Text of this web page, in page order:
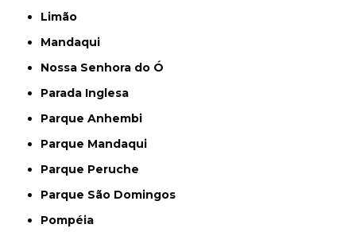
Limão
Mandaqui
Nossa Senhora do Ó
Parada Inglesa
Parque Anhembi
Parque Mandaqui
Parque Peruche
Parque São Domingos
Pompéia